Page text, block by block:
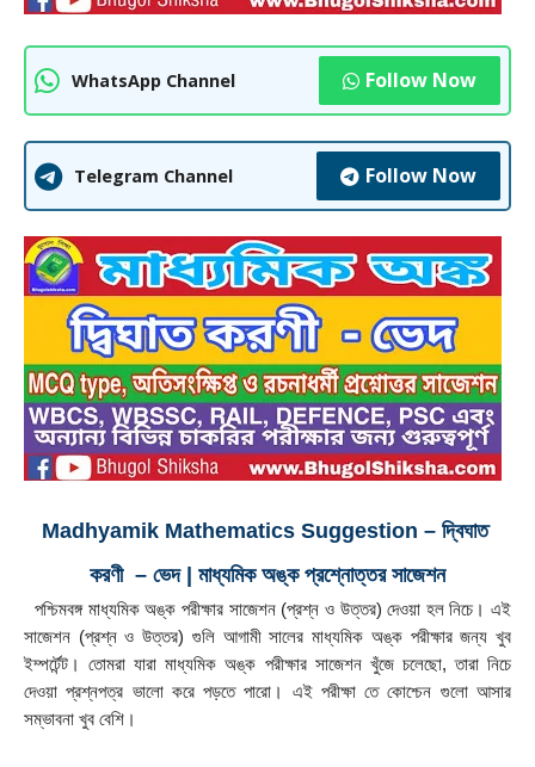
WhatsApp Channel Follow Now
Telegram Channel Follow Now
Madhyamik Mathematics Suggestion – দ্বিঘাত
করণী  – ভেদ | মাধ্যমিক অঙ্ক প্রশ্নোত্তর সাজেশন
পশ্চিমবঙ্গ মাধ্যমিক অঙ্ক পরীক্ষার সাজেশন (প্রশ্ন ও উত্তর) দেওয়া হল নিচে। এই
সাজেশন (প্রশ্ন ও উত্তর) গুলি আগামী সালের মাধ্যমিক অঙ্ক পরীক্ষার জন্য খুব
ইম্পর্টেন্ট। তোমরা যারা মাধ্যমিক অঙ্ক পরীক্ষার সাজেশন খুঁজে চলেছো, তারা নিচে
দেওয়া প্রশ্নপত্র ভালো করে পড়তে পারো। এই পরীক্ষা তে কোশ্চেন গুলো আসার
সম্ভাবনা খুব বেশি।